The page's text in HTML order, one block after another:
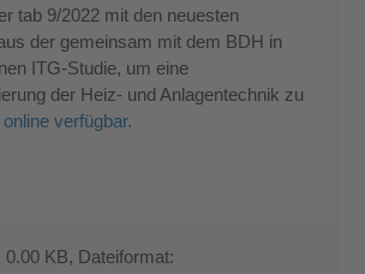
tab 9/2022 mit den neuesten
der gemeinsam mit dem BDH in
ITG-Studie, um eine
der Heiz- und Anlagentechnik zu
verfügbar.
0.00 KB, Dateiformat: